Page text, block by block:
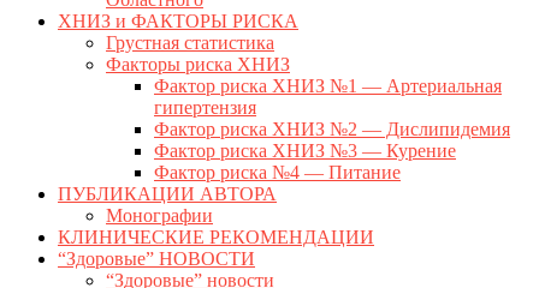
ХНИЗ и ФАКТОРЫ РИСКА
Грустная статистика
Факторы риска ХНИЗ
Фактор риска ХНИЗ №1 — Артериальная
гипертензия
Фактор риска ХНИЗ №2 — Дислипидемия
Фактор риска ХНИЗ №3 — Курение
Фактор риска №4 — Питание
ПУБЛИКАЦИИ АВТОРА
Монографии
КЛИНИЧЕСКИЕ РЕКОМЕНДАЦИИ
“Здоровые” НОВОСТИ
“Здоровые” новости